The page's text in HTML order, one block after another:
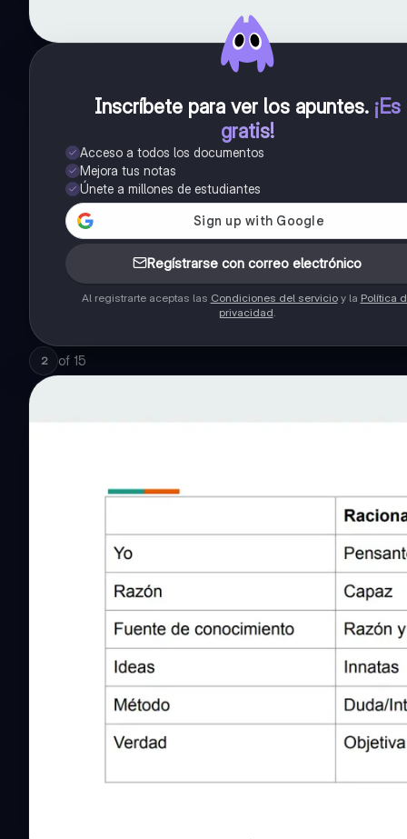
Inscríbete para ver los apuntes. ¡Es
gratis!
Acceso a todos los documentos
Mejora tus notas
Únete a millones de estudiantes
Regístrarse con correo electrónico
Al registrarte aceptas las Condiciones del servicioy la Política
privacidad.
2 of 15